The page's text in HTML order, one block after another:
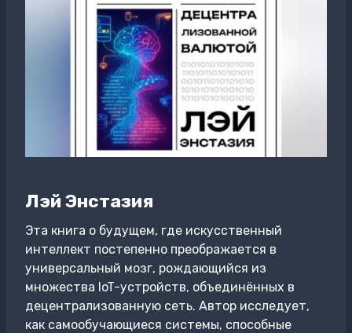
Лэй Энстазия
Эта книга о будущем, где искусственный
интеллект постепенно преображается в
универсальный мозг, рождающийся из
множества IoT-устройств, объединённых в
децентрализованную сеть. Автор исследует,
как самообучающиеся системы, способные